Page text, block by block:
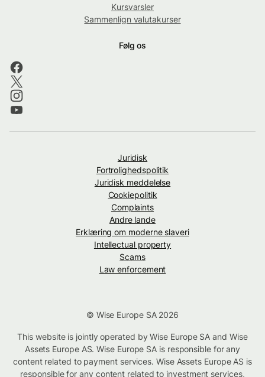
Kursvarsler
Sammenlign valutakurser
Følg os
Juridisk
Fortrolighedspolitik
Juridisk meddelelse
Cookiepolitik
Complaints
Andre lande
Erklæring om moderne slaveri
Intellectual property
Scams
Law enforcement
© Wise Europe SA 2026
This website is jointly operated by Wise Europe SA and Wise
Assets Europe AS. Wise Europe SA is responsible for any
content related to payment services. Wise Assets Europe AS is
responsible for any content related to investment services,